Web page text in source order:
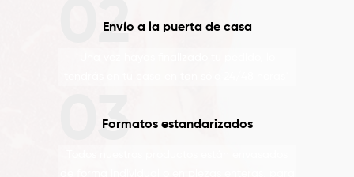
Envío a la puerta de casa
Formatos estandarizados